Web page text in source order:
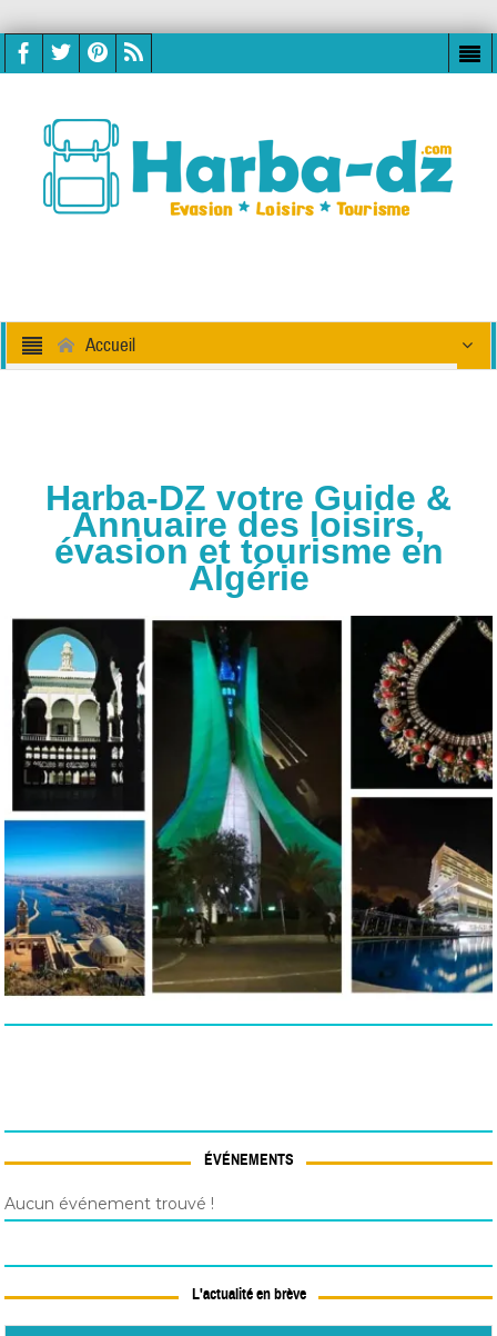
Accueil
Harba-DZ votre Guide &
Annuaire des loisirs,
évasion et tourisme en
Algérie
Trouvez facilement un Hôtel, une Maison d’hôte, un
Musée, un Site Touristique, un Parc ou Jardin, un
Centre commercial, … en Algérie.
RECHERCHE
ÉVÉNEMENTS
Aucun événement trouvé !
L'actualité en brève